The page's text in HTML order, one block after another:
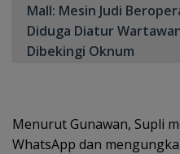
Mall: Mesin Judi
Diduga Diatur
Dibekingi Oknum
Menurut Gunawan, Supli
WhatsApp dan